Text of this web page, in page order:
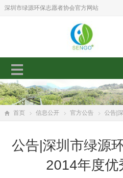
深圳市绿源环保志愿者协会官方网站
首页 信息公开 官方公告 公告|
公告|深圳市绿源
2014年度优